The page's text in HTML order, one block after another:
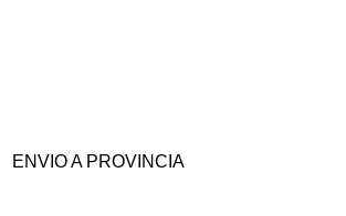
ENVIO A PROVINCIA